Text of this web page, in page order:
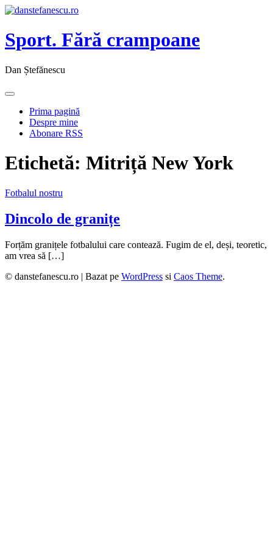
Sport. Fără crampoane
Dan Ștefănescu
Prima pagină
Despre mine
Abonare RSS
Etichetă: Mitriță New York
Fotbalul nostru
Dincolo de granițe
Forțăm granițele fotbalului care contează. Fugim de el, deși, teoretic,
am vrea să […]
© danstefanescu.ro | Bazat pe WordPress si Caos Theme.